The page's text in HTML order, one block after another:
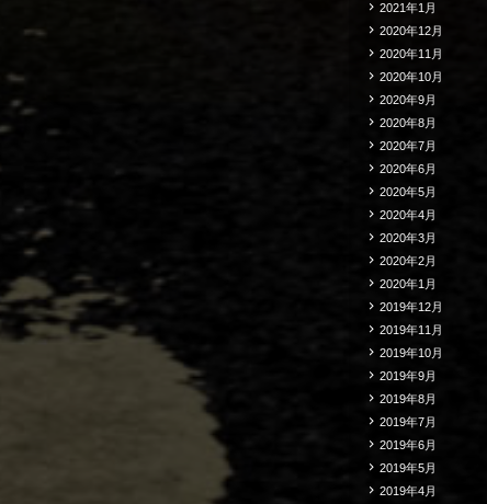
2021年1月
2020年12月
2020年11月
2020年10月
2020年9月
2020年8月
2020年7月
2020年6月
2020年5月
2020年4月
2020年3月
2020年2月
2020年1月
2019年12月
2019年11月
2019年10月
2019年9月
2019年8月
2019年7月
2019年6月
2019年5月
2019年4月